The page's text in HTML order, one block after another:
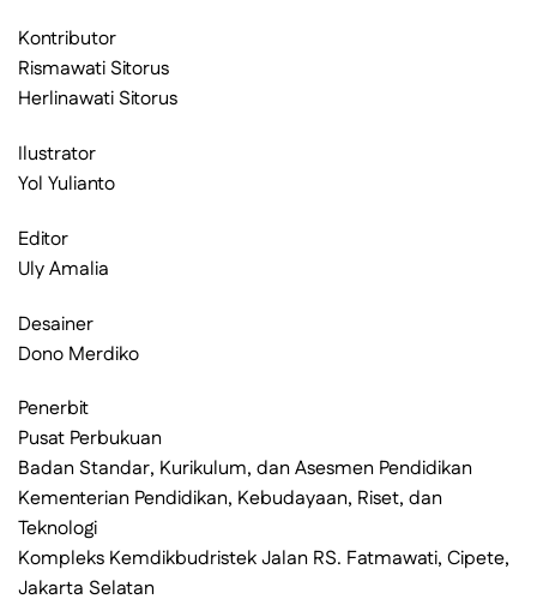
Kontributor
Rismawati Sitorus
Herlinawati Sitorus
Ilustrator
Yol Yulianto
Editor
Uly Amalia
Desainer
Dono Merdiko
Penerbit
Pusat Perbukuan
Badan Standar, Kurikulum, dan Asesmen Pendidikan
Kementerian Pendidikan, Kebudayaan, Riset, dan
Teknologi
Kompleks Kemdikbudristek Jalan RS. Fatmawati, Cipete,
Jakarta Selatan